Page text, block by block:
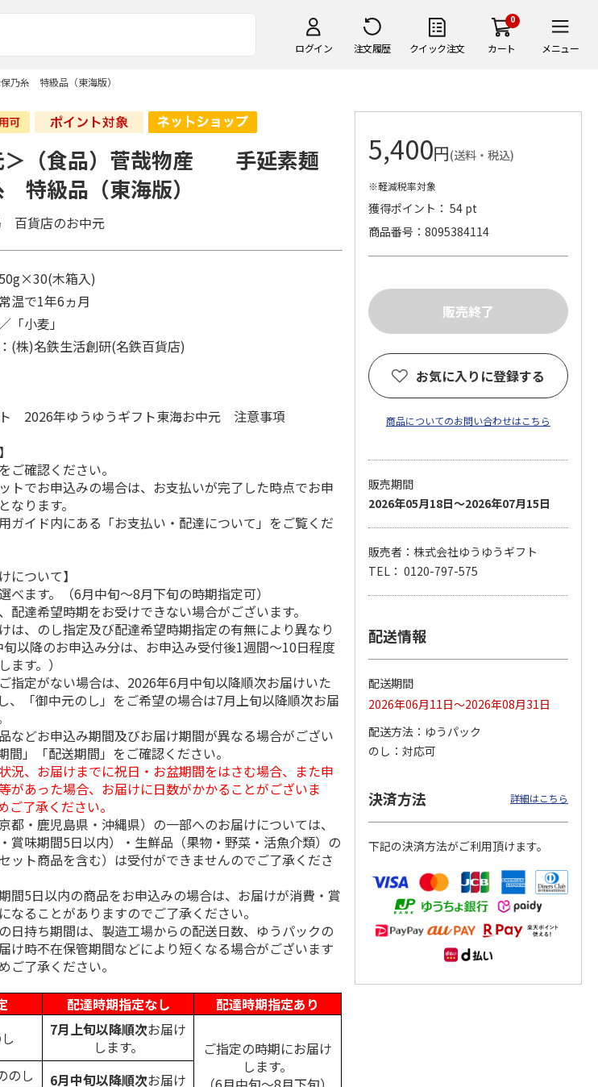
ログイン 注文履歴 クイック注文
0
カート メニュー
糸 特級品（東海版）
＞島原手延
ｇ【古（ひ
2）
込)
＜お中元＞お徳用
「国産小麦」小豆島
手延べ素麺
5.0（1）
2,700円
(送料・税込)
＜ご自宅用＞島原手
（ひね）】
4.5（2）
2,940円
(送料・税込)
国産熟成 おいしい
す
5.0（1）
3,240円
(送料・税込)
＜お中元＞三輪素
麺 誉 Ｂ
2,950円
三輪素麺 正倉院文
様パッケージ細麺
白髭
4,200円
(送料・税込)
＞（食品）菅哉物産 手延素麺
特級品（東海版）
百貨店のお中元
木箱入)
温で1年6ヵ月
「小麦」
(株)名鉄生活創研(名鉄百貨店)
2026年ゆうゆうギフト東海お中元 注意事項
ご確認ください。
トでお申込みの場合は、お支払いが完了した時点でお申
なります。
ガイド内にある「お支払い・配達について」をご覧くだ
について】
ます。（6月中旬～8月下旬の時期指定可）
配達希望時期をお受けできない場合がございます。
は、のし指定及び配達希望時期指定の有無により異なり
旬以降のお申込み分は、お申込み受付後1週間～10日程度
ます。）
指定がない場合は、2026年6月中旬以降順次お届けいた
、「御中元のし」をご希望の場合は7月上旬以降順次お届
などお申込み期間及びお届け期間が異なる場合がござい
間」「配送期間」をご確認ください。
況、お届けまでに祝日・お盆期間をはさむ場合、また申
があった場合、お届けに日数がかかることがございま
ご了承ください。
都・鹿児島県・沖縄県）の一部へのお届けについては、
賞味期間5日以内）・生鮮品（果物・野菜・活魚介類）の
ット商品を含む）は受付ができませんのでご了承くださ
間5日以内の商品をお申込みの場合は、お届けが消費・賞
なることがありますのでご了承ください。
日持ち期間は、製造工場からの配送日数、ゆうパックの
け時不在保管期間などにより短くなる場合がございます
ご了承ください。
配達時期指定なし
配達時期指定あり
7月上旬以降順次お届け
します。
ご指定の時期にお届け
します。
のし 6月中旬以降順次お届け
5,400円(送料・税込)
※軽減税率対象
獲得ポイント： 54 pt
商品番号
8095384114
お気に入りに登録する
商品についてのお問い合わせはこちら
販売期間
2026年05月18日～2026年07月15日
販売者：株式会社ゆうゆうギフト
TEL： 0120-797-575
配送情報
配送期間
2026年06月11日～2026年08月31日
配送方法
ゆうパック
のし
対応可
決済方法 詳細はこちら
下記の決済方法がご利用頂けます。